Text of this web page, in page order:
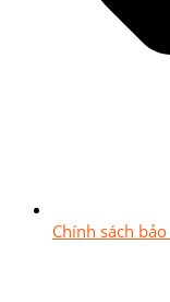
Chính sách